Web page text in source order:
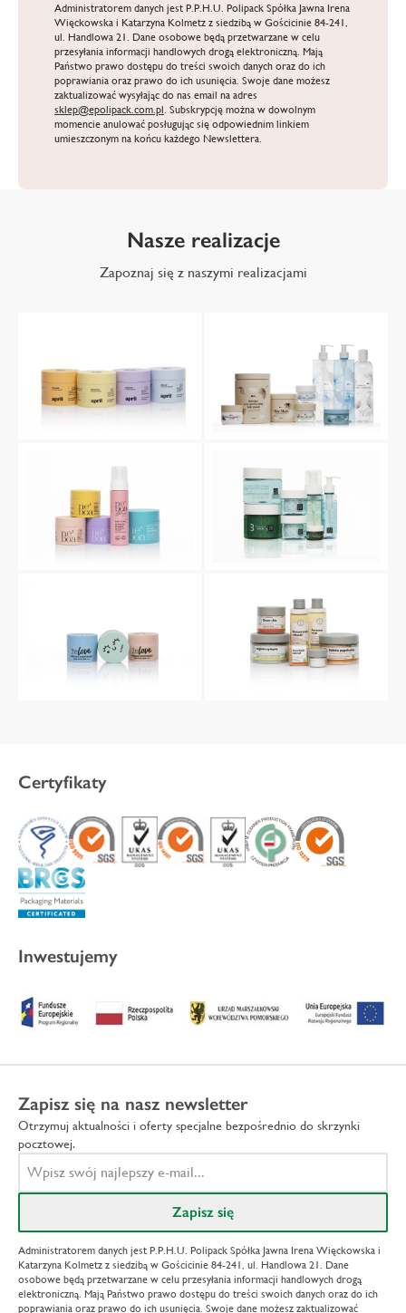
Administratorem danych jest P.P.H.U. Polipack Spółka Jawna Irena
Więckowska i Katarzyna Kolmetz z siedzibą w Gościcinie 84-241,
ul. Handlowa 21. Dane osobowe będą przetwarzane w celu
przesyłania informacji handlowych drogą elektroniczną. Mają
Państwo prawo dostępu do treści swoich danych oraz do ich
poprawiania oraz prawo do ich usunięcia. Swoje dane możesz
zaktualizować wysyłając do nas email na adres
sklep@epolipack.com.pl. Subskrypcję można w dowolnym
momencie anulować posługując się odpowiednim linkiem
umieszczonym na końcu każdego Newslettera.
Nasze realizacje
Zapoznaj się z naszymi realizacjami
Certyfikaty
Inwestujemy
Zapisz się na nasz newsletter
Otrzymuj aktualności i oferty specjalne bezpośrednio do skrzynki
pocztowej.
Administratorem danych jest P.P.H.U. Polipack Spółka Jawna Irena Więckowska i
Katarzyna Kolmetz z siedzibą w Gościcinie 84-241, ul. Handlowa 21. Dane
osobowe będą przetwarzane w celu przesyłania informacji handlowych drogą
elektroniczną. Mają Państwo prawo dostępu do treści swoich danych oraz do ich
poprawiania oraz prawo do ich usunięcia. Swoje dane możesz zaktualizować